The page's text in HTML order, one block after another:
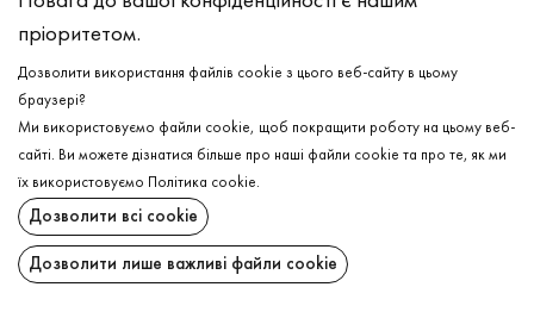
Бавовна - 95%, Еластан - 5%
Прання в холодній воді (до 30 ° C)
Відбілювання заборонено
Прасувати при середній температурі
Щадний віджим і сушка
Щадна хімчистка
ДОСТАВКА
ПОВЕРНЕННЯ
пріоритетом.
Дозволити використання файлів cookie з цього веб-сайту в цьому
браузері?
Ми використовуємо файли cookie, щоб покращити роботу на цьому веб-
сайті. Ви можете дізнатися більше про наші файли cookie та про те, як ми
їх використовуємо
Політика cookie.
Дозволити всі cookie
Дозволити лише важливі файли cookie